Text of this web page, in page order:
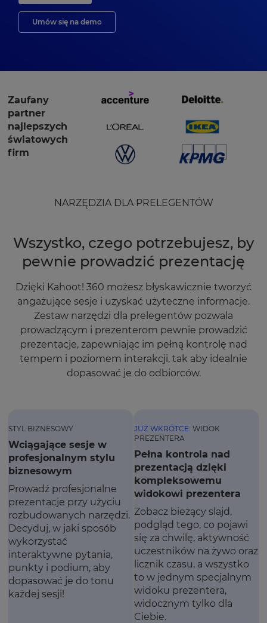
Umów się na demo
Zaufany
partner
najlepszych
światowych
firm
NARZĘDZIA DLA PRELEGENTÓW
Wszystko, czego potrzebujesz, by
pewnie prowadzić prezentację
Dzięki Kahoot! 360 możesz błyskawicznie tworzyć
angażujące sesje i uzyskać użyteczne informacje.
Zestaw narzędzi dla prelegentów pozwala
prowadzącym i prezenterom pewnie prowadzić
prezentacje, zapewniając im pełną kontrolę nad
tempem i poziomem interakcji, tak aby idealnie
dopasować je do odbiorców.
STYL BIZNESOWY
Wciągające sesje w
profesjonalnym stylu
biznesowym
Prowadź profesjonalne
prezentacje przy użyciu
rozbudowanych narzędzi.
Decyduj, w jaki sposób
wykorzystać
interaktywne pytania,
punkty i podium, aby
dopasować je do tonu
każdej sesji!
JUŻ WKRÓTCE: WIDOK
PREZENTERA
Pełna kontrola nad
prezentacją dzięki
kompleksowemu
widokowi prezentera
Zobacz bieżący slajd,
podgląd tego, co pojawi
się za chwilę, aktywność
uczestników na żywo oraz
licznik czasu, a wszystko
to w jednym specjalnym
widoku prezentera,
widocznym tylko dla
Ciebie.